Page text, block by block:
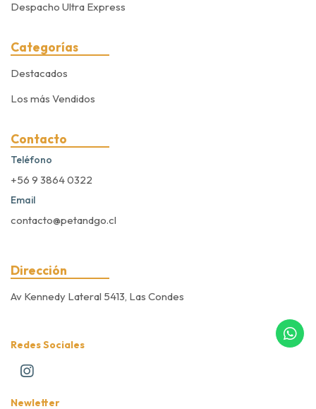
Despacho Ultra Express
Categorías
Destacados
Los más Vendidos
Contacto
Teléfono
+56 9 3864 0322
Email
contacto@petandgo.cl
Dirección
Av Kennedy Lateral 5413, Las Condes
Redes Sociales
Newletter